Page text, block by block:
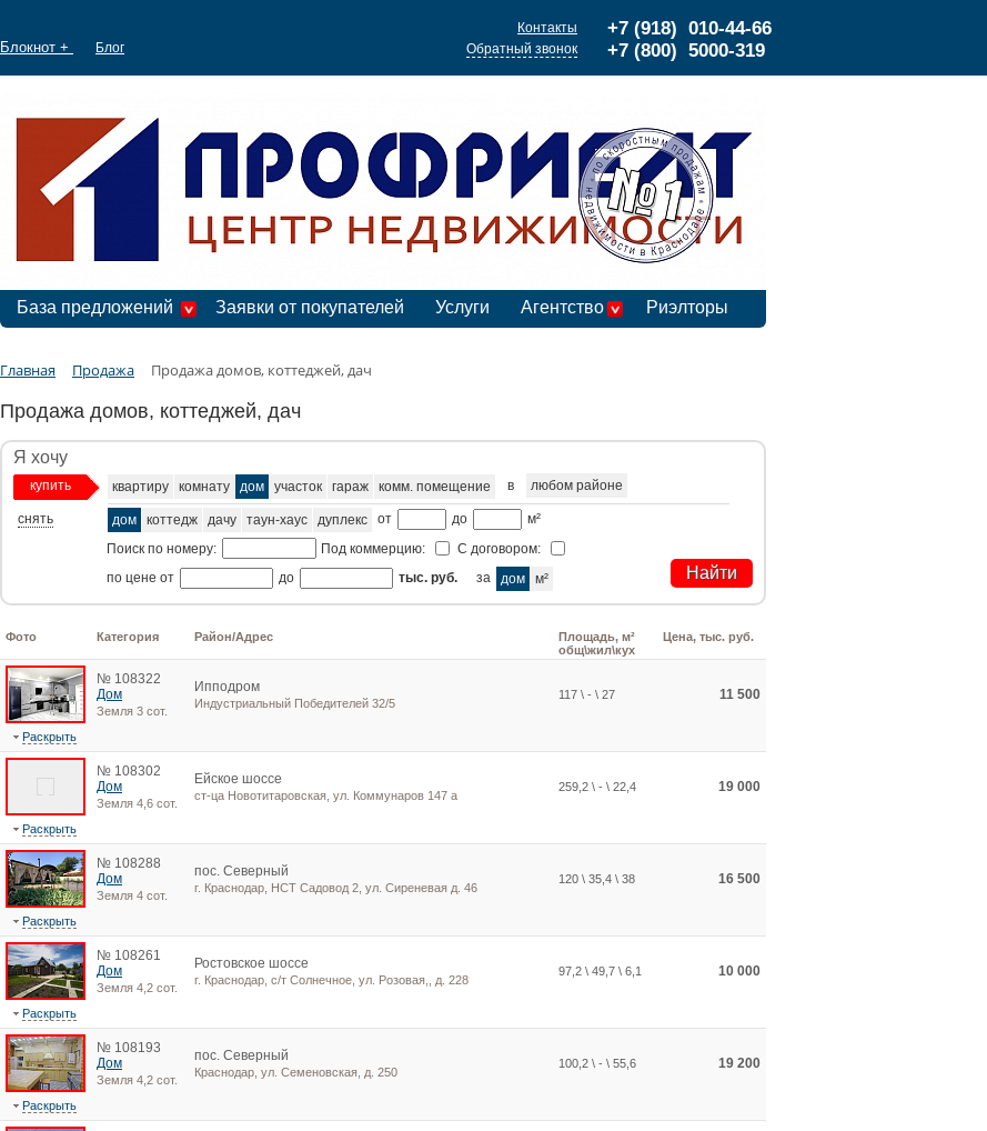
Блокнот + Блог
+7 (918) 010-44-66
+7 (800) 5000-319
Контакты
Обратный звонок
База предложений Заявки от покупателей Услуги Агентство Риэлторы
Главная Продажа Продажа домов, коттеджей, дач
Продажа домов, коттеджей, дач
Я хочу
купить
снять
квартиру комнату дом участок гараж комм. помещение в любом районе
дом коттедж дачу таун-хаус дуплекс от до
м²
Поиск по номеру:
Под коммерцию:
С договором:
по цене от
до тыс. руб. за дом м²
Фото Категория Район/Адрес
Площадь, м²
общ\жил\кух
Цена, тыс. руб.
№ 108322
Дом
Земля 3 сот.
Ипподром
Индустриальный Победителей 32/5
117 \ - \ 27 11 500
Раскрыть
№ 108302
Дом
Земля 4,6 сот.
Ейское шоссе
ст-ца Новотитаровская, ул. Коммунаров 147 а
259,2 \ - \ 22,4 19 000
Раскрыть
№ 108288
Дом
Земля 4 сот.
пос. Северный
г. Краснодар, НСТ Садовод 2, ул. Сиреневая д. 46
120 \ 35,4 \ 38 16 500
Раскрыть
№ 108261
Дом
Земля 4,2 сот.
Ростовское шоссе
г. Краснодар, с/т Солнечное, ул. Розовая,, д. 228
97,2 \ 49,7 \ 6,1 10 000
Раскрыть
№ 108193
Дом
Земля 4,2 сот.
пос. Северный
Краснодар, ул. Семеновская, д. 250
100,2 \ - \ 55,6 19 200
Раскрыть